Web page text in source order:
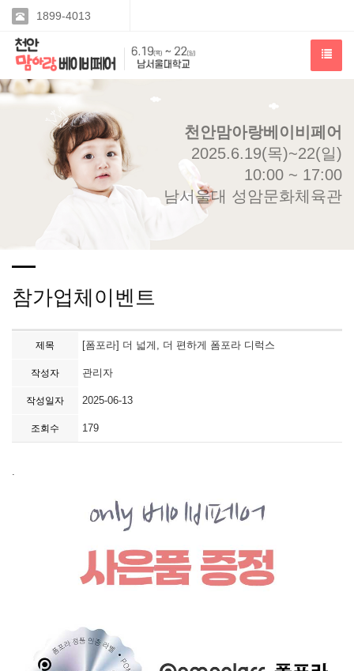
1899-4013
천안맘아랑베이비페어
2025.6.19(목)~22(일)
10:00 ~ 17:00
남서울대 성암문화체육관
참가업체이벤트
제목 [폼포라] 더 넓게, 더 편하게 폼포라 디럭스
작성자 관리자
작성일자 2025-06-13
조회수 179
.